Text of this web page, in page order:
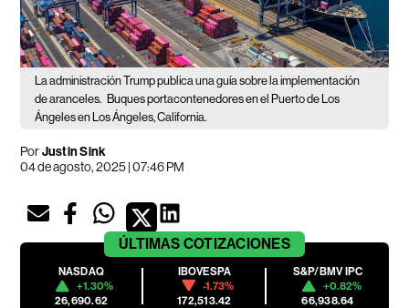
La administración Trump publica una guía sobre la implementación
de aranceles. Buques portacontenedores en el Puerto de Los
Ángeles en Los Ángeles, California.
PorJustin Sink
04 de agosto, 2025 | 07:46 PM
ÚLTIMAS COTIZACIONES
NASDAQ
+1.30%
26,690.62
IBOVESPA
-1.73%
172,513.42
S&P/BMV IPC
+0.82%
66,938.64